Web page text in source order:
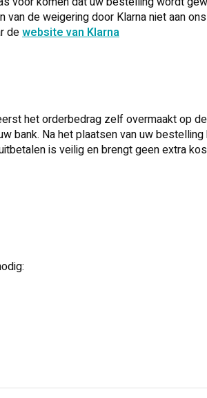
de weigering door Klarna niet aan
dewebsite van Klarna
het orderbedrag zelf overmaakt op
bank. Na het plaatsen van uw
is veilig en brengt geen extra